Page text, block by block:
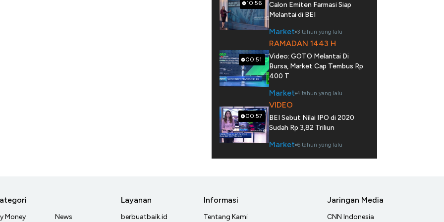
10:56
Calon Emiten Farmasi Siap
Melantai di BEI
Market 3 tahun yang lalu
00:51
RAMADAN 1443 H
Video: GOTO Melantai Di
Bursa, Market Cap Tembus Rp
400 T
Market 4 tahun yang lalu
00:57
VIDEO
BEI Sebut Nilai IPO di 2020
Sudah Rp 3,82 Triliun
Market 6 tahun yang lalu
Money News
Layanan
berbuatbaik.id
Informasi
Tentang Kami
Jaringan Media
CNN Indonesia